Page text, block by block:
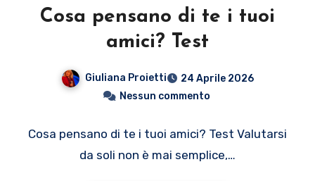
Cosa pensano di te i tuoi
amici? Test
Giuliana Proietti
24 Aprile 2026
Nessun commento
Cosa pensano di te i tuoi amici? Test Valutarsi
da soli non è mai semplice,…